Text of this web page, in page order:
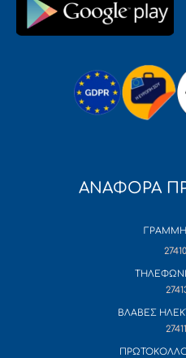
ΑΝΑΦΟΡΑ
ΒΛΑΒΕΣ